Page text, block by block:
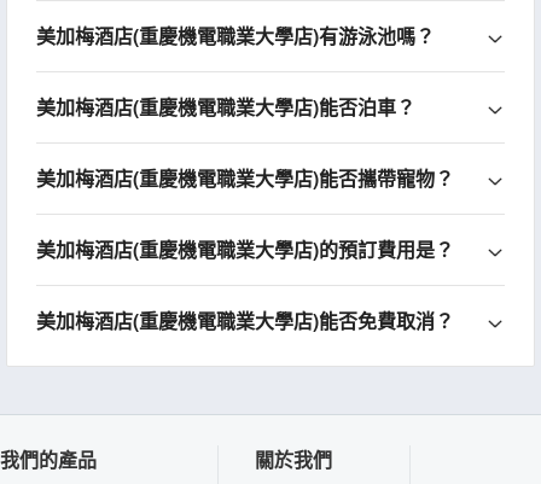
美加梅酒店(重慶機電職業大學店)有游泳池嗎？
美加梅酒店(重慶機電職業大學店)能否泊車？
美加梅酒店(重慶機電職業大學店)能否攜帶寵物？
美加梅酒店(重慶機電職業大學店)的預訂費用是？
美加梅酒店(重慶機電職業大學店)能否免費取消？
我們的產品 關於我們